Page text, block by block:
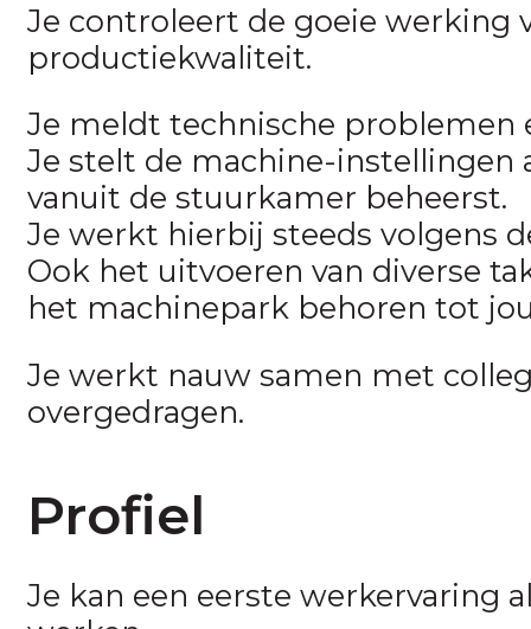
Je controleert de goeie werking
productiekwaliteit.
Je meldt technische problemen
Je stelt de machine-instellingen
vanuit de stuurkamer beheerst.
Je werkt hierbij steeds volgens
Ook het uitvoeren van diverse
het machinepark behoren tot
Je werkt nauw samen met
overgedragen.
Profiel
Je kan een eerste werkervaring